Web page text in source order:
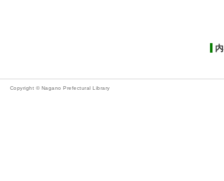
Copyright © Nagano Prefectural Library